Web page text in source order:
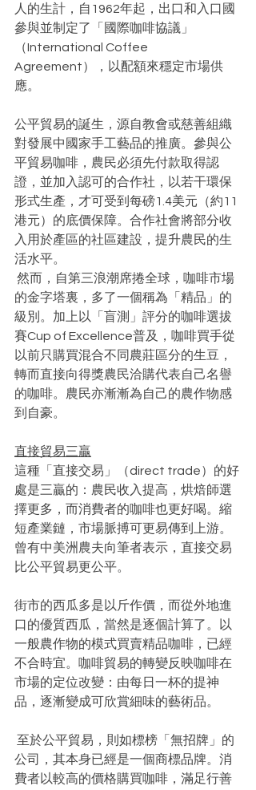
人的生計，自1962年起，出口和入口國
參與並制定了「國際咖啡協議」
（International Coffee
Agreement），以配額來穩定市場供
應。
公平貿易的誕生，源自教會或慈善組織
對發展中國家手工藝品的推廣。參與公
平貿易咖啡，農民必須先付款取得認
證，並加入認可的合作社，以若干環保
形式生產，才可受到每磅1.4美元（約11
港元）的底價保障。合作社會將部分收
入用於產區的社區建設，提升農民的生
活水平。
的金字塔裏，多了一個稱為「精品」的
級別。加上以「盲測」評分的咖啡選拔
賽Cup of Excellence普及，咖啡買手從
以前只購買混合不同農莊區分的生豆，
轉而直接向得獎農民洽購代表自己名譽
的咖啡。農民亦漸漸為自己的農作物感
到自豪。
直接貿易三贏
這種「直接交易」（direct trade）的好
處是三贏的：農民收入提高，烘焙師選
擇更多，而消費者的咖啡也更好喝。縮
短產業鏈，市場脈搏可更易傳到上游。
曾有中美洲農夫向筆者表示，直接交易
比公平貿易更公平。
街市的西瓜多是以斤作價，而從外地進
口的優質西瓜，當然是逐個計算了。以
一般農作物的模式買賣精品咖啡，已經
不合時宜。咖啡貿易的轉變反映咖啡在
市場的定位改變：由每日一杯的提神
品，逐漸變成可欣賞細味的藝術品。
公司，其本身已經是一個商標品牌。消
費者以較高的價格購買咖啡，滿足行善